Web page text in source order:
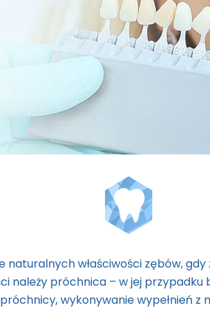
naturalnych właściwości zębów,
należy próchnica – w jej
wykonywanie wypełnień z